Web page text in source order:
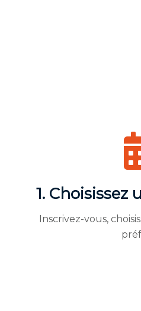
1. Choisissez
Inscrivez-vous,